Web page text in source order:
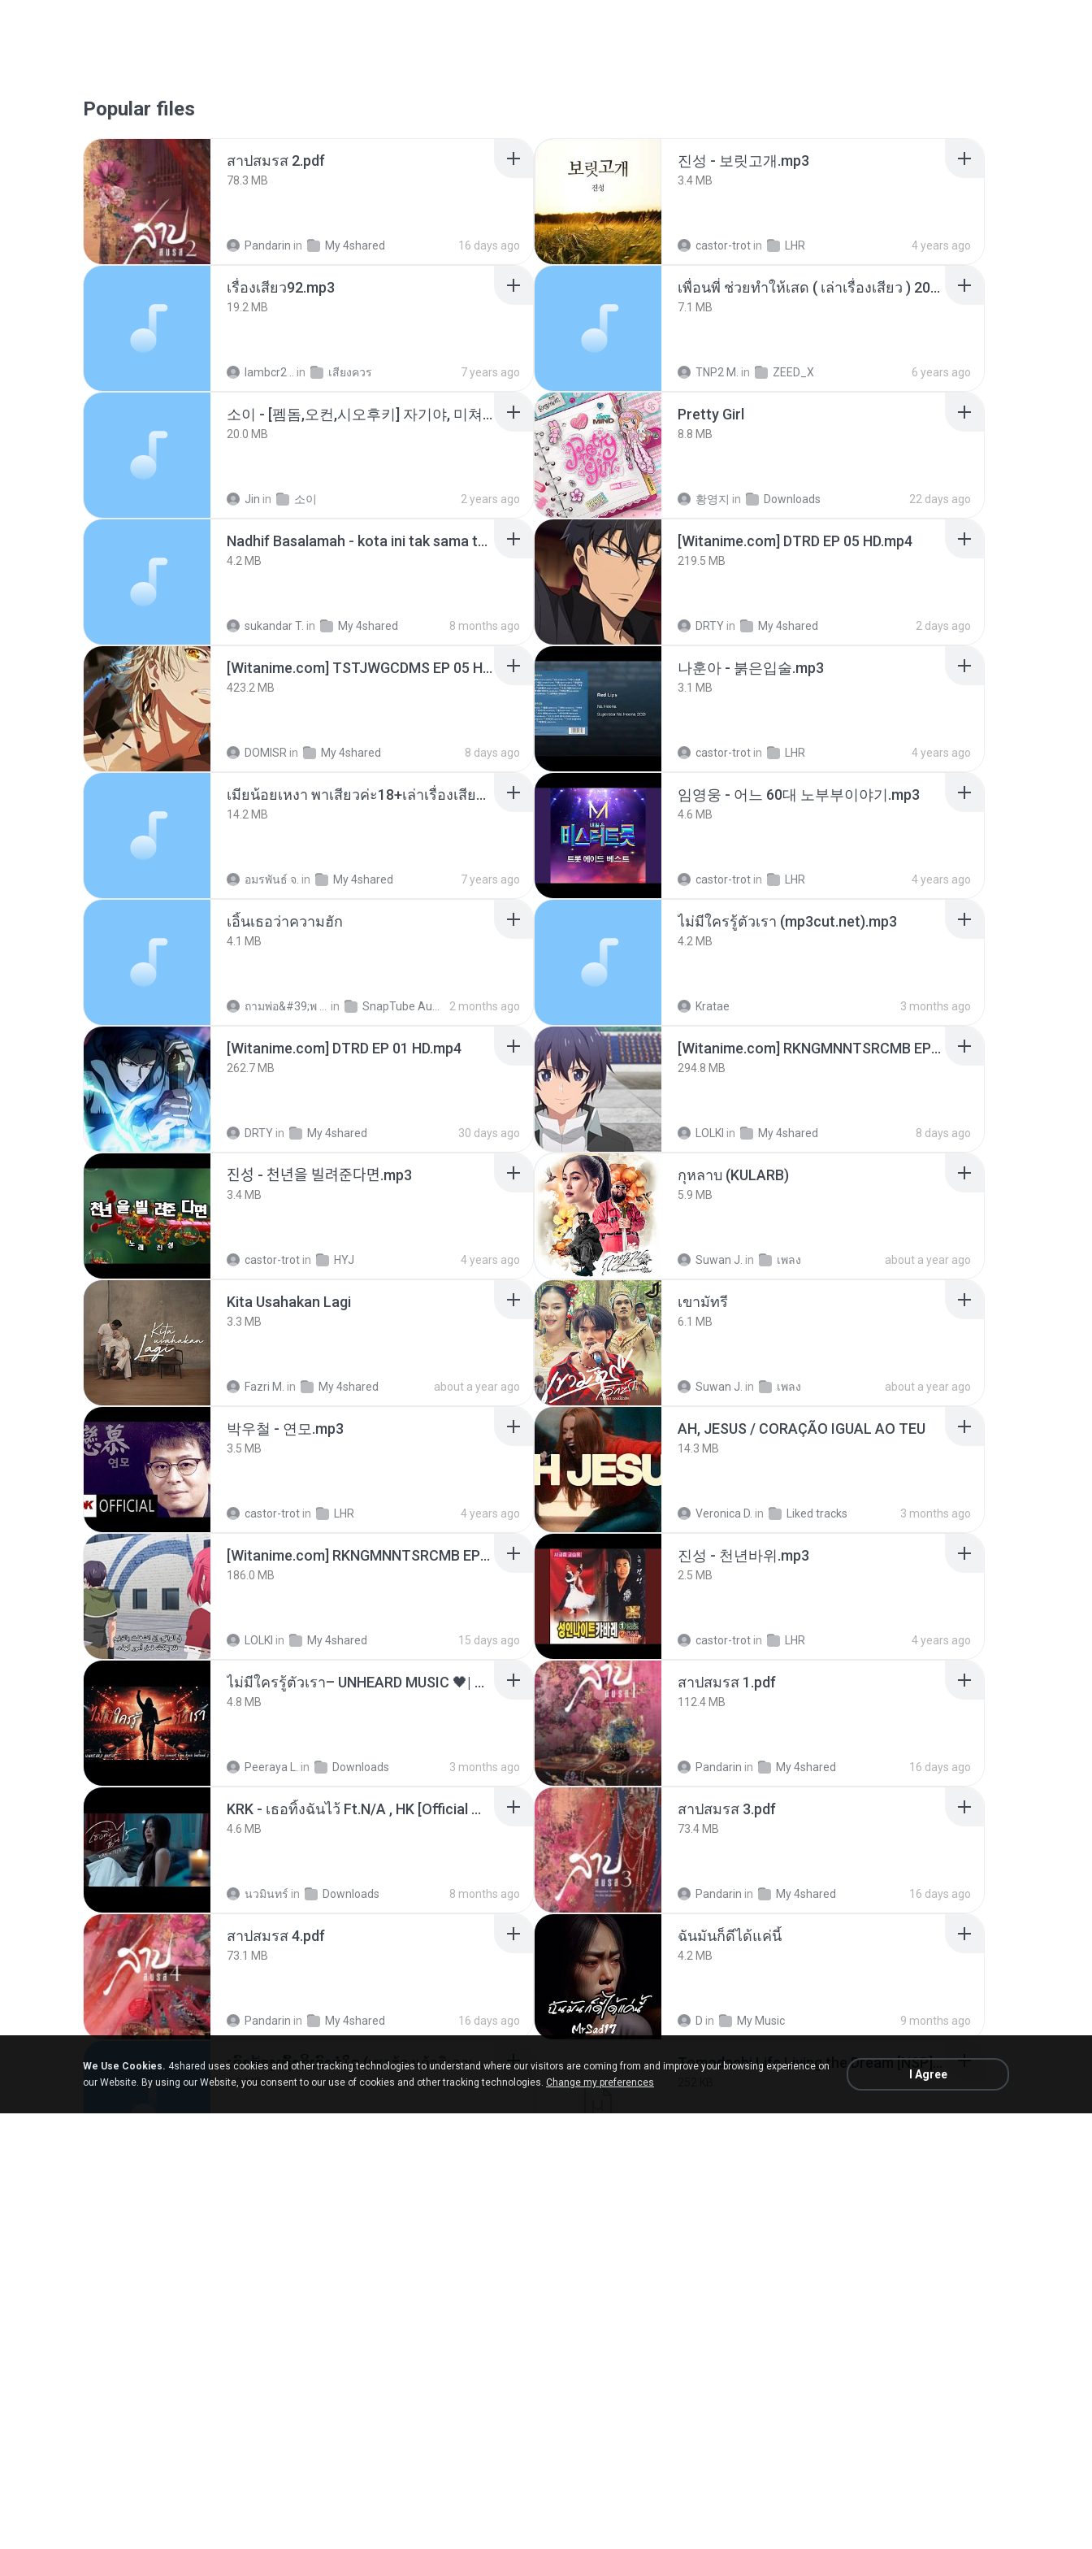
Popular files
สาปสมรส 2.pdf
78.3 MB
Pandarin in My 4shared 16 days ago
진성 - 보릿고개.mp3
3.4 MB
castor-trot in LHR 4 years ago
เรื่องเสียว92.mp3
19.2 MB
lambcr2 .. in เสียงควร 7 years ago
เพื่อนพี่ ช่วยทำให้เสด ( เล่าเรื่องเสียว ) 201.mp3
7.1 MB
TNP2 M. in ZEED_X 6 years ago
소이 - [펨돔,오컨,시오후키] 자기야, 미쳐볼래 #남성향 #ASMR #펨돔 #여공남수 #19금.mp3
20.0 MB
Jin in 소이 2 years ago
Pretty Girl
8.8 MB
황영지 in Downloads 22 days ago
Nadhif Basalamah - kota ini tak sama tanpamu (Official Lyric Video).mp3
4.2 MB
sukandar T. in My 4shared 8 months ago
[Witanime.com] DTRD EP 05 HD.mp4
219.5 MB
DRTY in My 4shared 2 days ago
[Witanime.com] TSTJWGCDMS EP 05 HD.mp4
423.2 MB
DOMISR in My 4shared 8 days ago
나훈아 - 붉은입술.mp3
3.1 MB
castor-trot in LHR 4 years ago
เมียน้อยเหงา พาเสียวค่ะ18+เล่าเรื่องเสียว.mp3
14.2 MB
อมรพันธ์ จ. in My 4shared 7 years ago
임영웅 - 어느 60대 노부부이야기.mp3
4.6 MB
castor-trot in LHR 4 years ago
เอิ้นเธอว่าความฮัก
4.1 MB
in 2 months ago
ไม่มีใครรู้ตัวเรา (mp3cut.net).mp3
4.2 MB
Kratae 3 months ago
[Witanime.com] DTRD EP 01 HD.mp4
262.7 MB
DRTY in My 4shared 30 days ago
[Witanime.com] RKNGMNNTSRCMB EP 06 HD.mp4
294.8 MB
LOLKI in My 4shared 8 days ago
진성 - 천년을 빌려준다면.mp3
3.4 MB
castor-trot in HYJ 4 years ago
กุหลาบ (KULARB)
5.9 MB
Suwan J. in เพลง about a year ago
Kita Usahakan Lagi
3.3 MB
Fazri M. in My 4shared about a year ago
เขามัทรี
6.1 MB
Suwan J. in เพลง about a year ago
박우철 - 연모.mp3
3.5 MB
castor-trot in LHR 4 years ago
AH, JESUS / CORAÇÃO IGUAL AO TEU
14.3 MB
Veronica D. in Liked tracks 3 months ago
[Witanime.com] RKNGMNNTSRCMB EP 05 HD.mp4
186.0 MB
LOLKI in My 4shared 15 days ago
진성 - 천년바위.mp3
2.5 MB
castor-trot in LHR 4 years ago
ไม่มีใครรู้ตัวเรา– UNHEARD MUSIC 🖤| Official Lyric Video | เพลงสู้ชีวิต
4.8 MB
Peeraya L. in Downloads 3 months ago
สาปสมรส 1.pdf
112.4 MB
Pandarin in My 4shared 16 days ago
KRK - เธอทิ้งฉันไว้ Ft.N/A , HK [Official MV]
4.6 MB
นวมินทร์ in Downloads 8 months ago
สาปสมรส 3.pdf
73.4 MB
Pandarin in My 4shared 16 days ago
สาปสมรส 4.pdf
73.1 MB
Pandarin in My 4shared 16 days ago
ฉันมันก็ดีได้แค่นี้
4.2 MB
D in My Music 9 months ago
ເຊົາຮ້ອງເຖົ້າຊິເອົາທໍ່ໃດ (เซาฮ้องเถ้าสิเอาเท่าใด) ບຸນເກີດ ຫນູຫ່ວງ ft. ໂສພາ ຈຸນທະລາ
6.0 MB
Tomodachi Life Living the Dream [NSP].torrent
We Use Cookies. 4shared uses cookies and other tracking technologies to understand where our visitors are coming from and improve your browsing experience on
our Website. By using our Website, you consent to our use of cookies and other tracking technologies. Change my preferences
I Agree